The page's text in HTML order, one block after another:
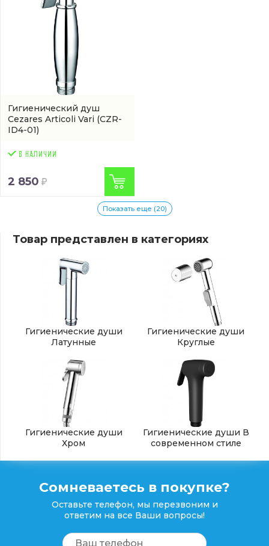
Гигиенический душ
Cezares Articoli Vari (CZR-
ID4-01)
2 850
Показать еще (20)
Товар представлен в категориях
Гигиенические души
Латунные
Гигиенические души
Круглые
Гигиенические души
Хром
Гигиенические души В
современном стиле
Сомневаетесь в покупке?
Оставьте телефон, мы перезвоним и
ответим на все Ваши вопросы!